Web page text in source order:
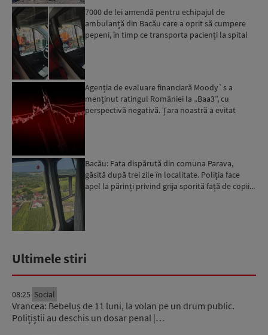
7000 de lei amendă pentru echipajul de
ambulanță din Bacău care a oprit să cumpere
pepeni, în timp ce transporta pacienți la spital
Agenția de evaluare financiară Moody`s a
menținut ratingul României la „Baa3”, cu
perspectivă negativă. Țara noastră a evitat
Bacău: Fata dispărută din comuna Parava,
găsită după trei zile în localitate. Poliția face
apel la părinți privind grija sporită față de copii...
Ultimele stiri
08:25 Social
Vrancea: Bebeluș de 11 luni, la volan pe un drum public.
Polițiștii au deschis un dosar penal |…